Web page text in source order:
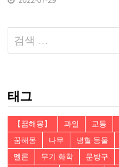
다
음
태그
【꿈해몽】 과일 교통
꿈해몽
나무 냉혈 동물
멜론
무기 화학 문방구